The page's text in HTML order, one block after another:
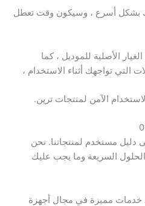
بشكل أسرع ، وسيكون وقت تعطل
الأصلية للموديل ، كما
تواجهك أثناء الاستخدام ،
الآمن لمنتجات ترين.
مستخدم لمنتجاتنا. نحن
السريعة وما يجب عليك
خدمات مميزة في مجال أجهزة